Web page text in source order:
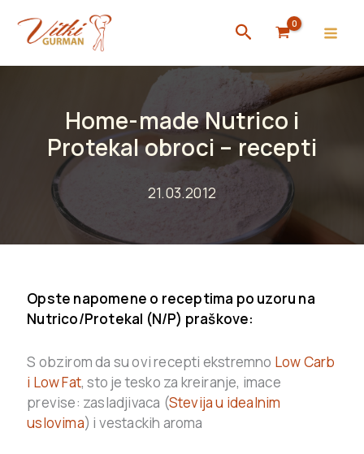
content
Search
Home-made Nutrico i
Protekal obroci – recepti
21.03.2012
Opste napomene o receptima po uzoru na
Nutrico/Protekal (N/P) praškove:
S obzirom da su ovi recepti ekstremno Low Carb
i Low Fat, sto je tesko za kreiranje, imace
previse: zasladjivaca (Stevija u idealnim
uslovima) i vestackih aroma